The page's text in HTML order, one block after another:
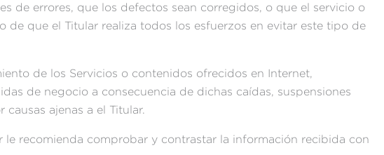
de errores, que los defectos sean corregidos, o que el servicio o
que el Titular realiza todos los esfuerzos en evitar este tipo de
de los Servicios o contenidos ofrecidos en Internet,
de negocio a consecuencia de dichas caídas, suspensiones
ajenas a el Titular.
recomienda comprobar y contrastar la información recibida con